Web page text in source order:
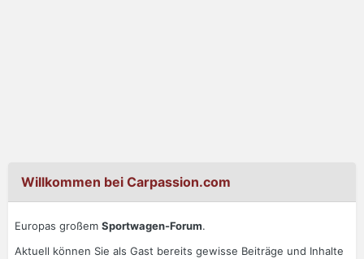
Willkommen bei Carpassion.com
Europas großem Sportwagen-Forum.
Aktuell können Sie als Gast bereits gewisse Beiträge und Inhalte